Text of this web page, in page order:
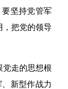
坚持党管军
，把党的领导
走的思想根
新型作战力